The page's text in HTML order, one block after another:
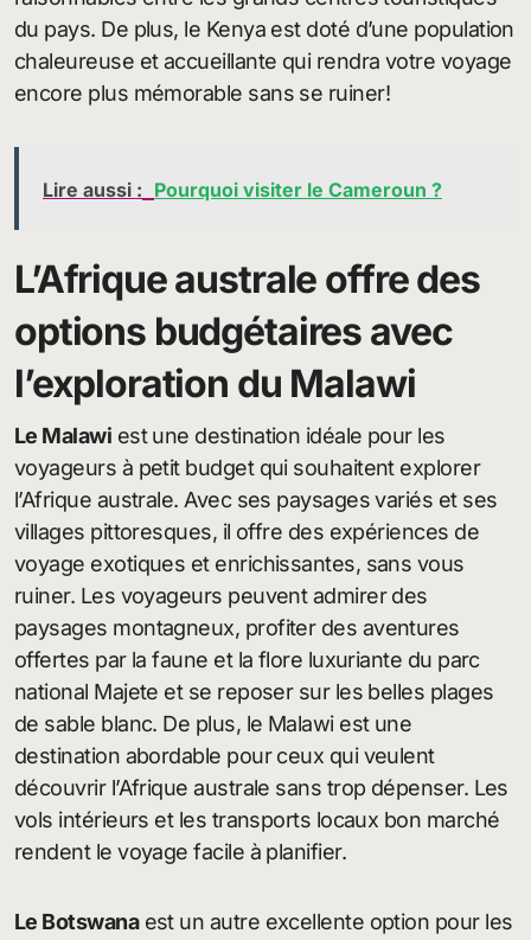
du pays. De plus, le Kenya est doté d’une population
chaleureuse et accueillante qui rendra votre voyage
encore plus mémorable sans se ruiner!
Lire aussi : Pourquoi visiter le Cameroun ?
L’Afrique australe offre des
options budgétaires avec
l’exploration du Malawi
Le Malawi est une destination idéale pour les
voyageurs à petit budget qui souhaitent explorer
l’Afrique australe. Avec ses paysages variés et ses
villages pittoresques, il offre des expériences de
voyage exotiques et enrichissantes, sans vous
ruiner. Les voyageurs peuvent admirer des
paysages montagneux, profiter des aventures
offertes par la faune et la flore luxuriante du parc
national Majete et se reposer sur les belles plages
de sable blanc. De plus, le Malawi est une
destination abordable pour ceux qui veulent
découvrir l’Afrique australe sans trop dépenser. Les
vols intérieurs et les transports locaux bon marché
rendent le voyage facile à planifier.
Le Botswanaest un autre excellente option pour les